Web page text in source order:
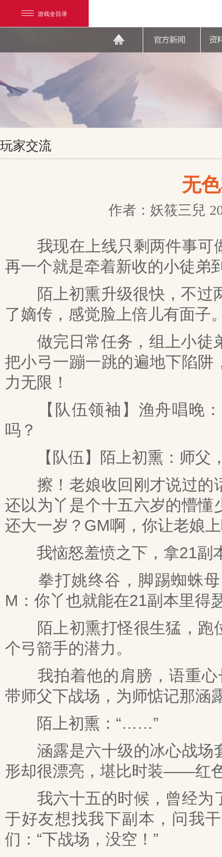
游戏全目录
玩家交流
无
作者：妖筱三兒
我现在上线只剩两件事可
再一个就是牵着新收的小徒弟
陌上初熏升级很快，不过
了嫡传，感觉脸上倍儿有面子
做完日常任务，组上小徒
把小弓一蹦一跳的遍地下陷
力无限！
【队伍领袖】渔舟唱晚：
吗？
【队伍】陌上初熏：师父
擦！老娘收回刚才说过的
还以为丫是个十五六岁的懵
还大一岁？GM啊，你让老娘
我恼怒羞愤之下，拿21副
拳打姚终谷，脚踢蜘蛛母
M：你丫也就能在21副本里得
陌上初熏打怪很生猛，跑
个弓箭手的潜力。
我拍着他的肩膀，语重心
带师父下战场，为师惦记那涵
陌上初熏：“……”
涵露是六十级的冰心战场
形却很漂亮，堪比时装——红
我六十五的时候，曾经为
于好友想找我下副本，问我
们：“下战场，没空！”